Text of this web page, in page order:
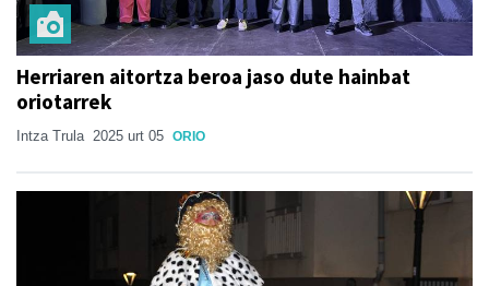
Herriaren aitortza beroa jaso dute hainbat
oriotarrek
Intza Trula 2025 urt 05 ORIO